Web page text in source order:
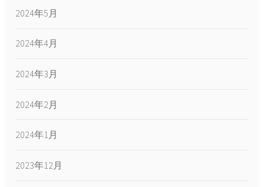
2024年5月
2024年4月
2024年3月
2024年2月
2024年1月
2023年12月